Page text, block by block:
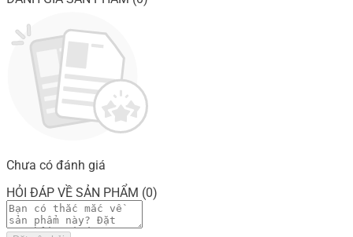
Chưa có đánh giá
HỎI ĐÁP VỀ SẢN PHẨM (0)